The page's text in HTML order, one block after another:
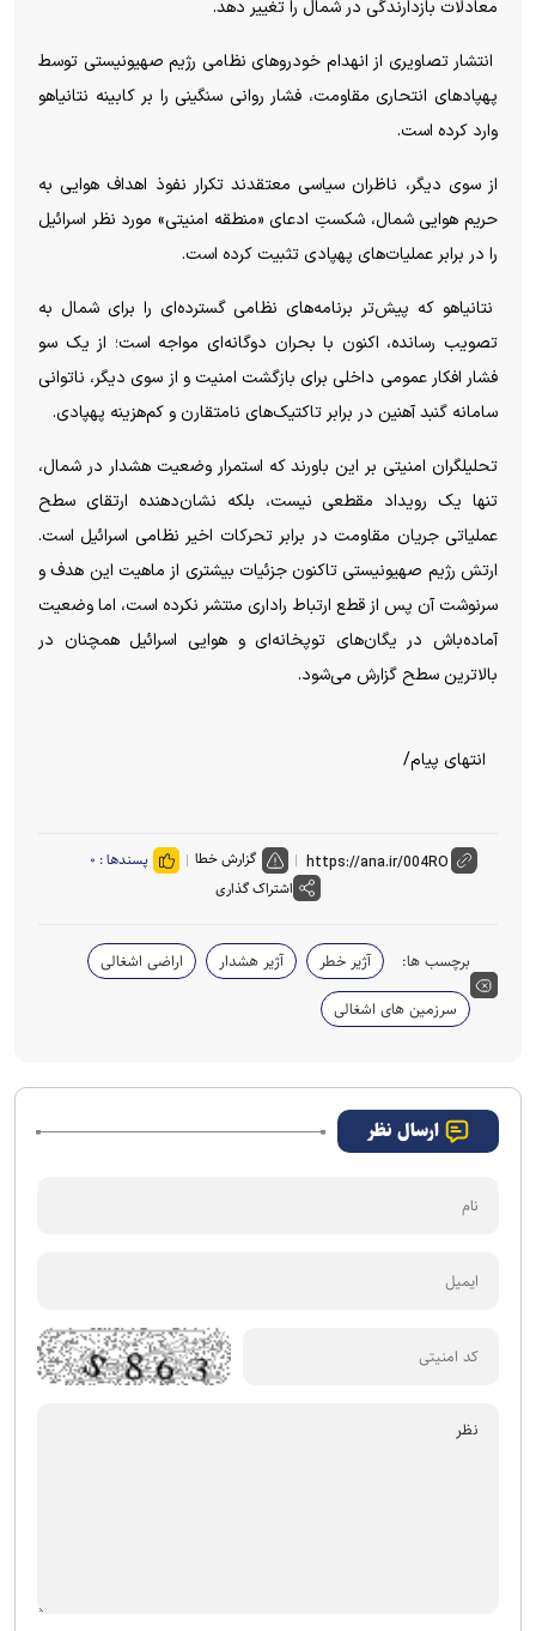
معادلات بازدارندگی در شمال را تغییر دهد.
انتشار تصاویری از انهدام خودرو‌های نظامی رژیم صهیونیستی توسط
پهپاد‌های انتحاری مقاومت، فشار روانی سنگینی را بر کابینه نتانیاهو
وارد کرده است.
از سوی دیگر، ناظران سیاسی معتقدند تکرار نفوذ اهداف هوایی به
حریم هوایی شمال، شکستِ ادعای «منطقه امنیتی» مورد نظر اسرائیل
را در برابر عملیات‌های پهپادی تثبیت کرده است.
نتانیاهو که پیش‌تر برنامه‌های نظامی گسترده‌ای را برای شمال به
تصویب رسانده، اکنون با بحران دوگانه‌ای مواجه است؛ از یک سو
فشار افکار عمومی داخلی برای بازگشت امنیت و از سوی دیگر، ناتوانی
سامانه گنبد آهنین در برابر تاکتیک‌های نامتقارن و کم‌هزینه پهپادی.
تحلیلگران امنیتی بر این باورند که استمرار وضعیت هشدار در شمال،
تنها یک رویداد مقطعی نیست، بلکه نشان‌دهنده ارتقای سطح
عملیاتی جریان مقاومت در برابر تحرکات اخیر نظامی اسرائیل است.
ارتش رژیم صهیونیستی تاکنون جزئیات بیشتری از ماهیت این هدف و
سرنوشت آن پس از قطع ارتباط راداری منتشر نکرده است، اما وضعیت
آماده‌باش در یگان‌های توپخانه‌ای و هوایی اسرائیل همچنان در
بالاترین سطح گزارش می‌شود.
انتهای پیام/
گزارش خطا پسندها : ۰
اشتراک گذاری
برچسب ها: آژیر خطر آژیر هشدار
اراضی اشغالی
سرزمین های اشغالی
ارسال نظر